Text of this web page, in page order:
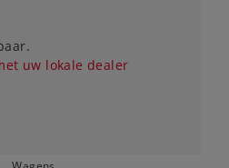
uw lokale dealer